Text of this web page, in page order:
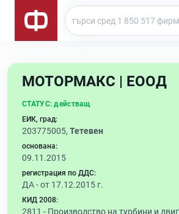
МОТОРМАКС | ЕООД
СТАТУС: действащ
ЕИК, град:
203775005, Тетевен
основана:
09.11.2015
регистрация по ДДС:
ДА - от 17.12.2015 г.
КИД 2008:
2811 - Производство на турбини и